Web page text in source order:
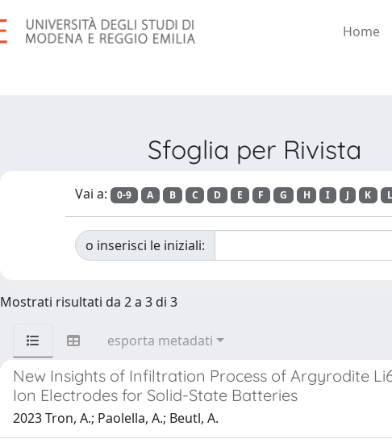
Home
Sfoglia per Rivista
Vai a: 0-9 A B C D E F G H I J K L
o inserisci le iniziali:
Mostrati risultati da 2 a 3 di 3
esporta metadati
New Insights of Infiltration Process of Argyrodite
Ion Electrodes for Solid-State Batteries
2023 Tron, A.; Paolella, A.; Beutl, A.